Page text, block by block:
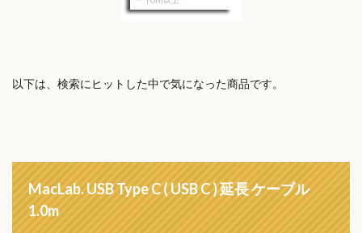
以下は、検索にヒットした中で気になった商品です。
MacLab. USB Type C ( USB C ) 延長 ケーブル
1.0m